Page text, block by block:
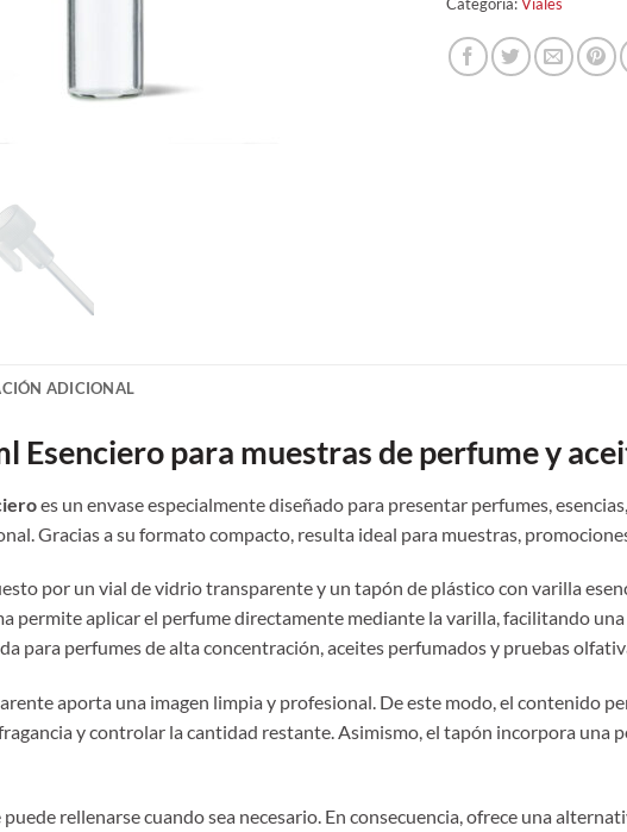
Categoría:Viales
ADICIONAL
Esenciero para muestras de perfume y
es un envase especialmente diseñado para presentar perfumes,
Gracias a su formato compacto, resulta ideal para muestras,
por un vial de vidrio transparente y un tapón de plástico con varilla
permite aplicar el perfume directamente mediante la varilla, facilitando
para perfumes de alta concentración, aceites perfumados y pruebas
aporta una imagen limpia y profesional. De este modo, el contenido
y controlar la cantidad restante. Asimismo, el tapón incorpora una
rellenarse cuando sea necesario. En consecuencia, ofrece una